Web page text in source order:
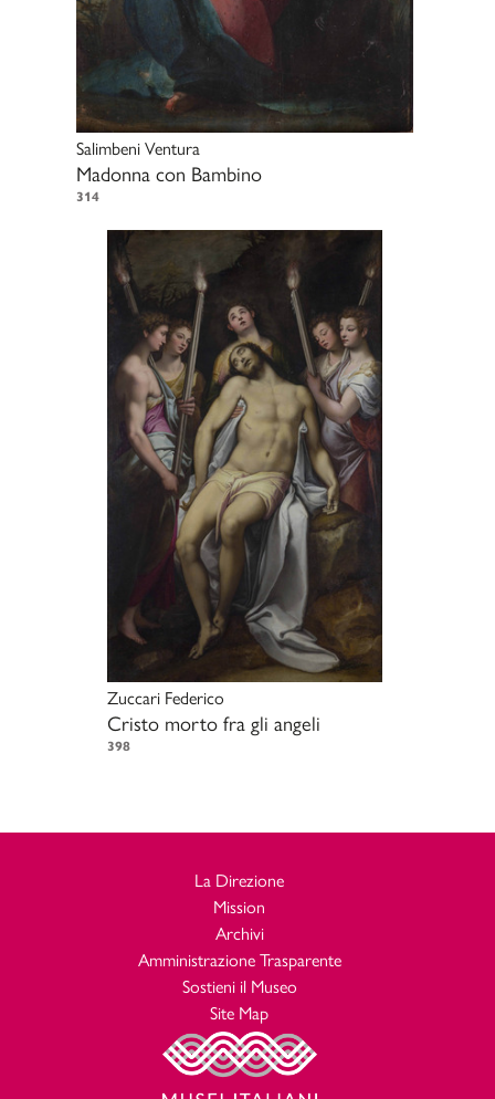
Salimbeni Ventura
Madonna con Bambino
314
Zuccari Federico
Cristo morto fra gli angeli
398
La Direzione
Mission
Archivi
Amministrazione Trasparente
Sostieni il Museo
Site Map